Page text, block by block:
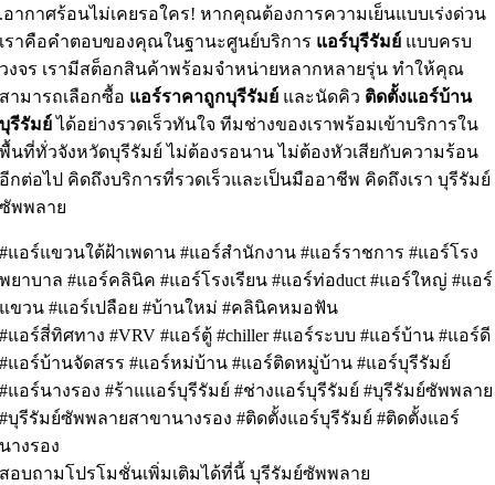
.อากาศร้อนไม่เคยรอใคร! หากคุณต้องการความเย็นแบบเร่งด่วน
เราคือคำตอบของคุณในฐานะศูนย์บริการ แอร์บุรีรัมย์ แบบครบ
วงจร เรามีสต็อกสินค้าพร้อมจำหน่ายหลากหลายรุ่น ทำให้คุณ
สามารถเลือกซื้อ แอร์ราคาถูกบุรีรัมย์ และนัดคิว ติดตั้งแอร์บ้าน
บุรีรัมย์ได้อย่างรวดเร็วทันใจ ทีมช่างของเราพร้อมเข้าบริการใน
พื้นที่ทั่วจังหวัดบุรีรัมย์ ไม่ต้องรอนาน ไม่ต้องหัวเสียกับความร้อน
อีกต่อไป คิดถึงบริการที่รวดเร็วและเป็นมืออาชีพ คิดถึงเรา บุรีรัมย์
ซัพพลาย
#แอร์แขวนใต้ฝ้าเพดาน #แอร์สำนักงาน #แอร์ราชการ #แอร์โรง
พยาบาล #แอร์คลินิค #แอร์โรงเรียน #แอร์ท่อduct #แอร์ใหญ่ #แอร์
แขวน #แอร์เปลือย #บ้านใหม่ #คลินิคหมอฟัน
#แอร์สี่ทิศทาง #VRV #แอร์ตู้ #chiller #แอร์ระบบ #แอร์บ้าน #แอร์ดี
#แอร์บ้านจัดสรร #แอร์หม่บ้าน #แอร์ติดหมู่บ้าน #แอร์บุรีรัมย์
#แอร์นางรอง #ร้าแแอร์บุรีรัมย์ #ช่างแอร์บุรีรัมย์ #บุรีรัมย์ซัพพลาย
#บุรีรัมย์ซัพพลายสาขานางรอง #ติดตั้งแอร์บุรีรัมย์ #ติดตั้งแอร์
นางรอง
สอบถามโปรโมชั่นเพิ่มเติมได้ที่นี้ บุรีรัมย์ซัพพลาย